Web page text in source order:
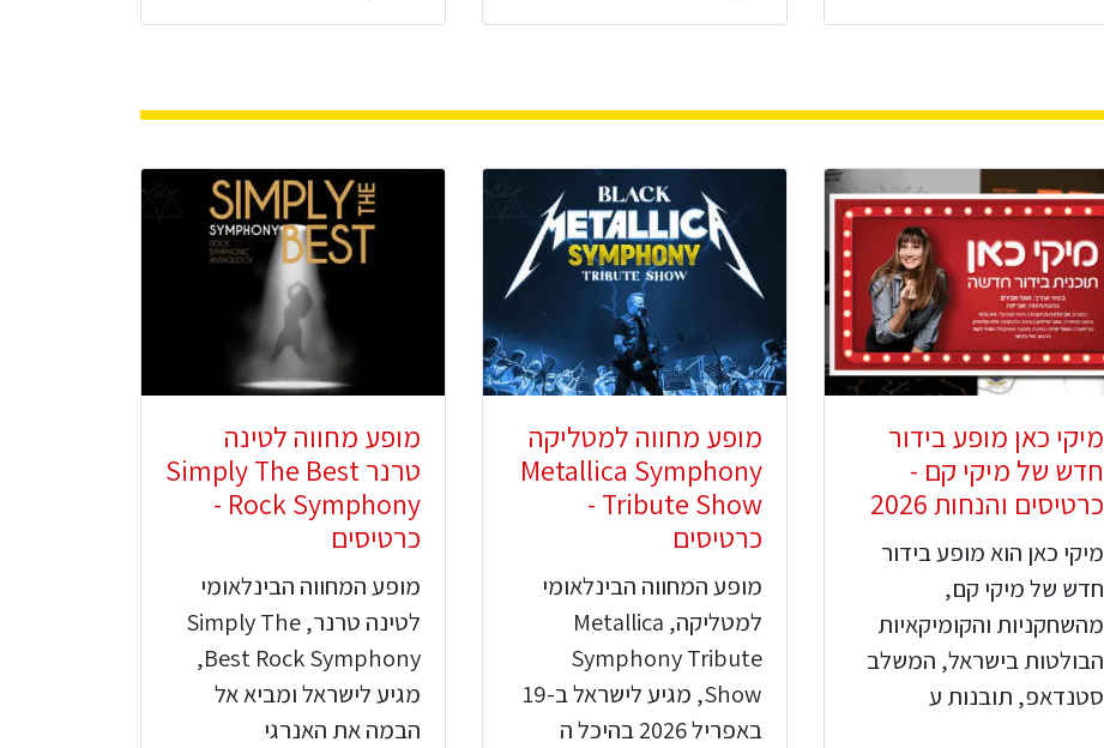
מיקי כאן מופע בידור
חדש של מיקי קם -
כרטיסים והנחות 2026
מיקי כאן הוא מופע בידור
חדש של מיקי קם,
מהשחקניות והקומיקאיות
הבולטות בישראל, המשלב
סטנדאפ, תובנות ע
מופע מחווה למטליקה
Metallica Symphony
Tribute Show -
כרטיסים
מופע המחווה הבינלאומי
למטליקה, Metallica
Symphony Tribute
Show, מגיע לישראל ב-19
באפריל 2026 בהיכל ה
מופע מחווה לטינה
טרנר Simply The Best
Rock Symphony -
כרטיסים
מופע המחווה הבינלאומי
לטינה טרנר, Simply The
Best Rock Symphony,
מגיע לישראל ומביא אל
הבמה את האנרגי